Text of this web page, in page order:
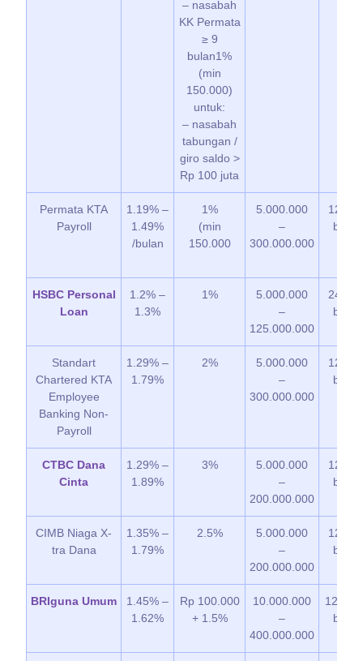
– nasabah
KK Permata
≥ 9
bulan1%
(min
150.000)
untuk:
– nasabah
tabungan /
giro saldo >
Rp 100 juta
Permata KTA
Payroll
1.19% –
1.49%
/bulan
1%
(min
150.000
5.000.000
–
300.000.000
12 –
bulan
HSBC Personal
Loan
1.2% –
1.3%
1%
5.000.000
–
125.000.000
24 –
bulan
Standart
Chartered KTA
Employee
Banking Non-
Payroll
1.29% –
1.79%
2%
5.000.000
–
300.000.000
12 –
bulan
CTBC Dana
Cinta
1.29% –
1.89%
3%
5.000.000
–
200.000.000
12 –
bulan
CIMB Niaga X-
tra Dana
1.35% –
1.79%
2.5%
5.000.000
–
200.000.000
12 –
bulan
BRIguna Umum
1.45% –
1.62%
Rp 100.000
+ 1.5%
10.000.000
–
400.000.000
12 –
bulan